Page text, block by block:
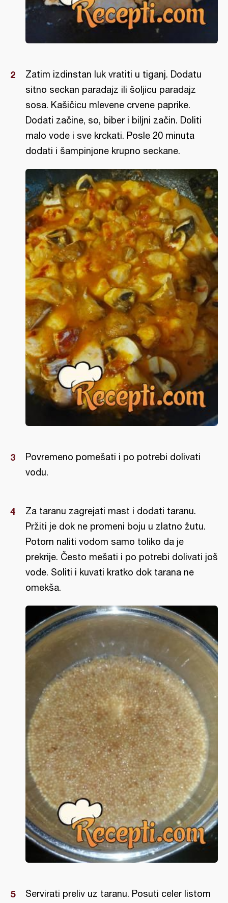
Zatim izdinstan luk vratiti u tiganj. Dodatu
sitno seckan paradajz ili šoljicu paradajz
sosa. Kašičicu mlevene crvene paprike.
Dodati začine, so, biber i biljni začin. Doliti
malo vode i sve krckati. Posle 20 minuta
dodati i šampinjone krupno seckane.
Povremeno pomešati i po potrebi dolivati
vodu.
Za taranu zagrejati mast i dodati taranu.
Pržiti je dok ne promeni boju u zlatno žutu.
Potom naliti vodom samo toliko da je
prekrije. Često mešati i po potrebi dolivati još
vode. Soliti i kuvati kratko dok tarana ne
omekša.
Servirati preliv uz taranu. Posuti celer listom